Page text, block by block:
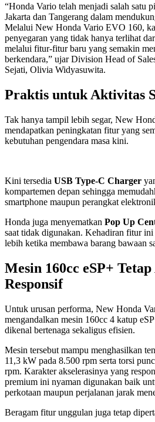
“Honda Vario telah menjadi salah satu
Jakarta dan Tangerang dalam
Melalui New Honda Vario EVO 160,
penyegaran yang tidak hanya terlihat
melalui fitur-fitur baru yang semakin
berkendara,” ujar Division Head of
Sejati, Olivia Widyasuwita.
Praktis untuk Aktivitas
Tak hanya tampil lebih segar, New
mendapatkan peningkatan fitur yang
kebutuhan pengendara masa kini.
Kini tersedia USB Type-C Charger
kompartemen depan sehingga
smartphone maupun perangkat
Honda juga menyematkan Pop Up
saat tidak digunakan. Kehadiran fitur
lebih ketika membawa barang bawaan
Mesin 160cc eSP+
Responsif
Untuk urusan performa, New Honda
mengandalkan mesin 160cc 4 katup
dikenal bertenaga sekaligus efisien.
Mesin tersebut mampu menghasilkan
11,3 kW pada 8.500 rpm serta torsi
rpm. Karakter akselerasinya yang
premium ini nyaman digunakan baik
perkotaan maupun perjalanan jarak
Beragam fitur unggulan juga tetap